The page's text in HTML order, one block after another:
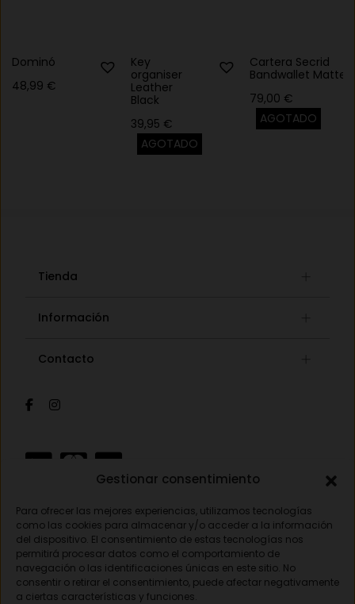
Gestionar consentimiento
Para ofrecer las mejores experiencias, utilizamos tecnologías
como las cookies para almacenar y/o acceder a la información
del dispositivo. El consentimiento de estas tecnologías nos
permitirá procesar datos como el comportamiento de
navegación o las identificaciones únicas en este sitio. No
consentir o retirar el consentimiento, puede afectar negativamente
a ciertas características y funciones.
Dominó
48,99 €
Key
organiser
Leather
Black
39,95 €
AGOTADO
Cartera Secrid
Bandwallet Matte
79,00 €
AGOTADO
Tienda
Información
Formas de pago
Aviso legal
Política de privacidad
Política de cookies
Contacto